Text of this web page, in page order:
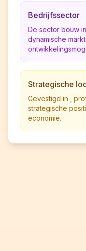
Bedrijfssector
De sector bouw
dynamische
Strategische
Gevestigd in ,
strategische
economie.